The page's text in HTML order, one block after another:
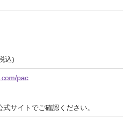
込)
pac
サイトでご確認ください。